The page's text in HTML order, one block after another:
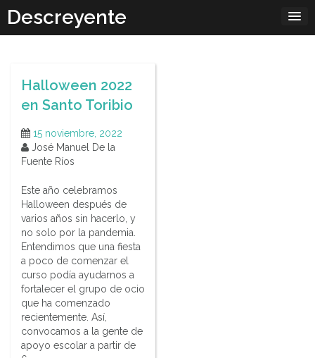
content
Descreyente
Halloween 2022
en Santo Toribio
15 noviembre, 2022
José Manuel De la
Fuente Ríos
Este año celebramos
Halloween después de
varios años sin hacerlo, y
no solo por la pandemia.
Entendimos que una fiesta
a poco de comenzar el
curso podía ayudarnos a
fortalecer el grupo de ocio
que ha comenzado
recientemente. Así,
convocamos a la gente de
apoyo escolar a partir de